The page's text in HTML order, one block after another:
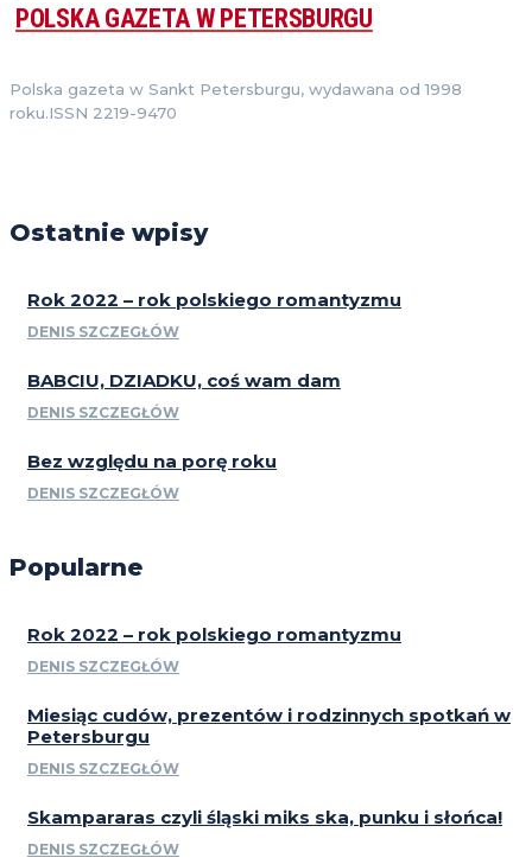
POLSKA GAZETA W PETERSBURGU
Polska gazeta w Sankt Petersburgu, wydawana od 1998
roku.ISSN 2219-9470
Ostatnie wpisy
Rok 2022 – rok polskiego romantyzmu
DENIS SZCZEGŁÓW
BABCIU, DZIADKU, coś wam dam
DENIS SZCZEGŁÓW
Bez względu na porę roku
DENIS SZCZEGŁÓW
Popularne
Rok 2022 – rok polskiego romantyzmu
DENIS SZCZEGŁÓW
Miesiąc cudów, prezentów i rodzinnych spotkań w
Petersburgu
DENIS SZCZEGŁÓW
Skampararas czyli śląski miks ska, punku i słońca!
DENIS SZCZEGŁÓW